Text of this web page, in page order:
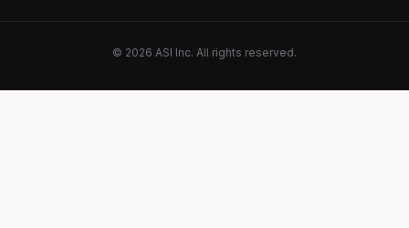
© 2026 ASI Inc. All rights reserved.